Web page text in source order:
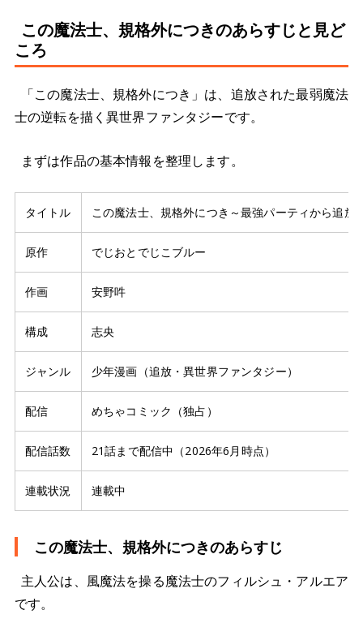
この魔法士、規格外につきのあらすじと見ど
ころ
「この魔法士、規格外につき」は、追放された最弱魔法
士の逆転を描く異世界ファンタジーです。
まずは作品の基本情報を整理します。
タイトル この魔法士、規格外につき～最強パーティから追
原作 でじおとでじこブルー
作画 安野吽
構成 志央
ジャンル 少年漫画（追放・異世界ファンタジー）
配信 めちゃコミック（独占）
配信話数 21話まで配信中（2026年6月時点）
連載状況 連載中
この魔法士、規格外につきのあらすじ
主人公は、風魔法を操る魔法士のフィルシュ・アルエア
です。